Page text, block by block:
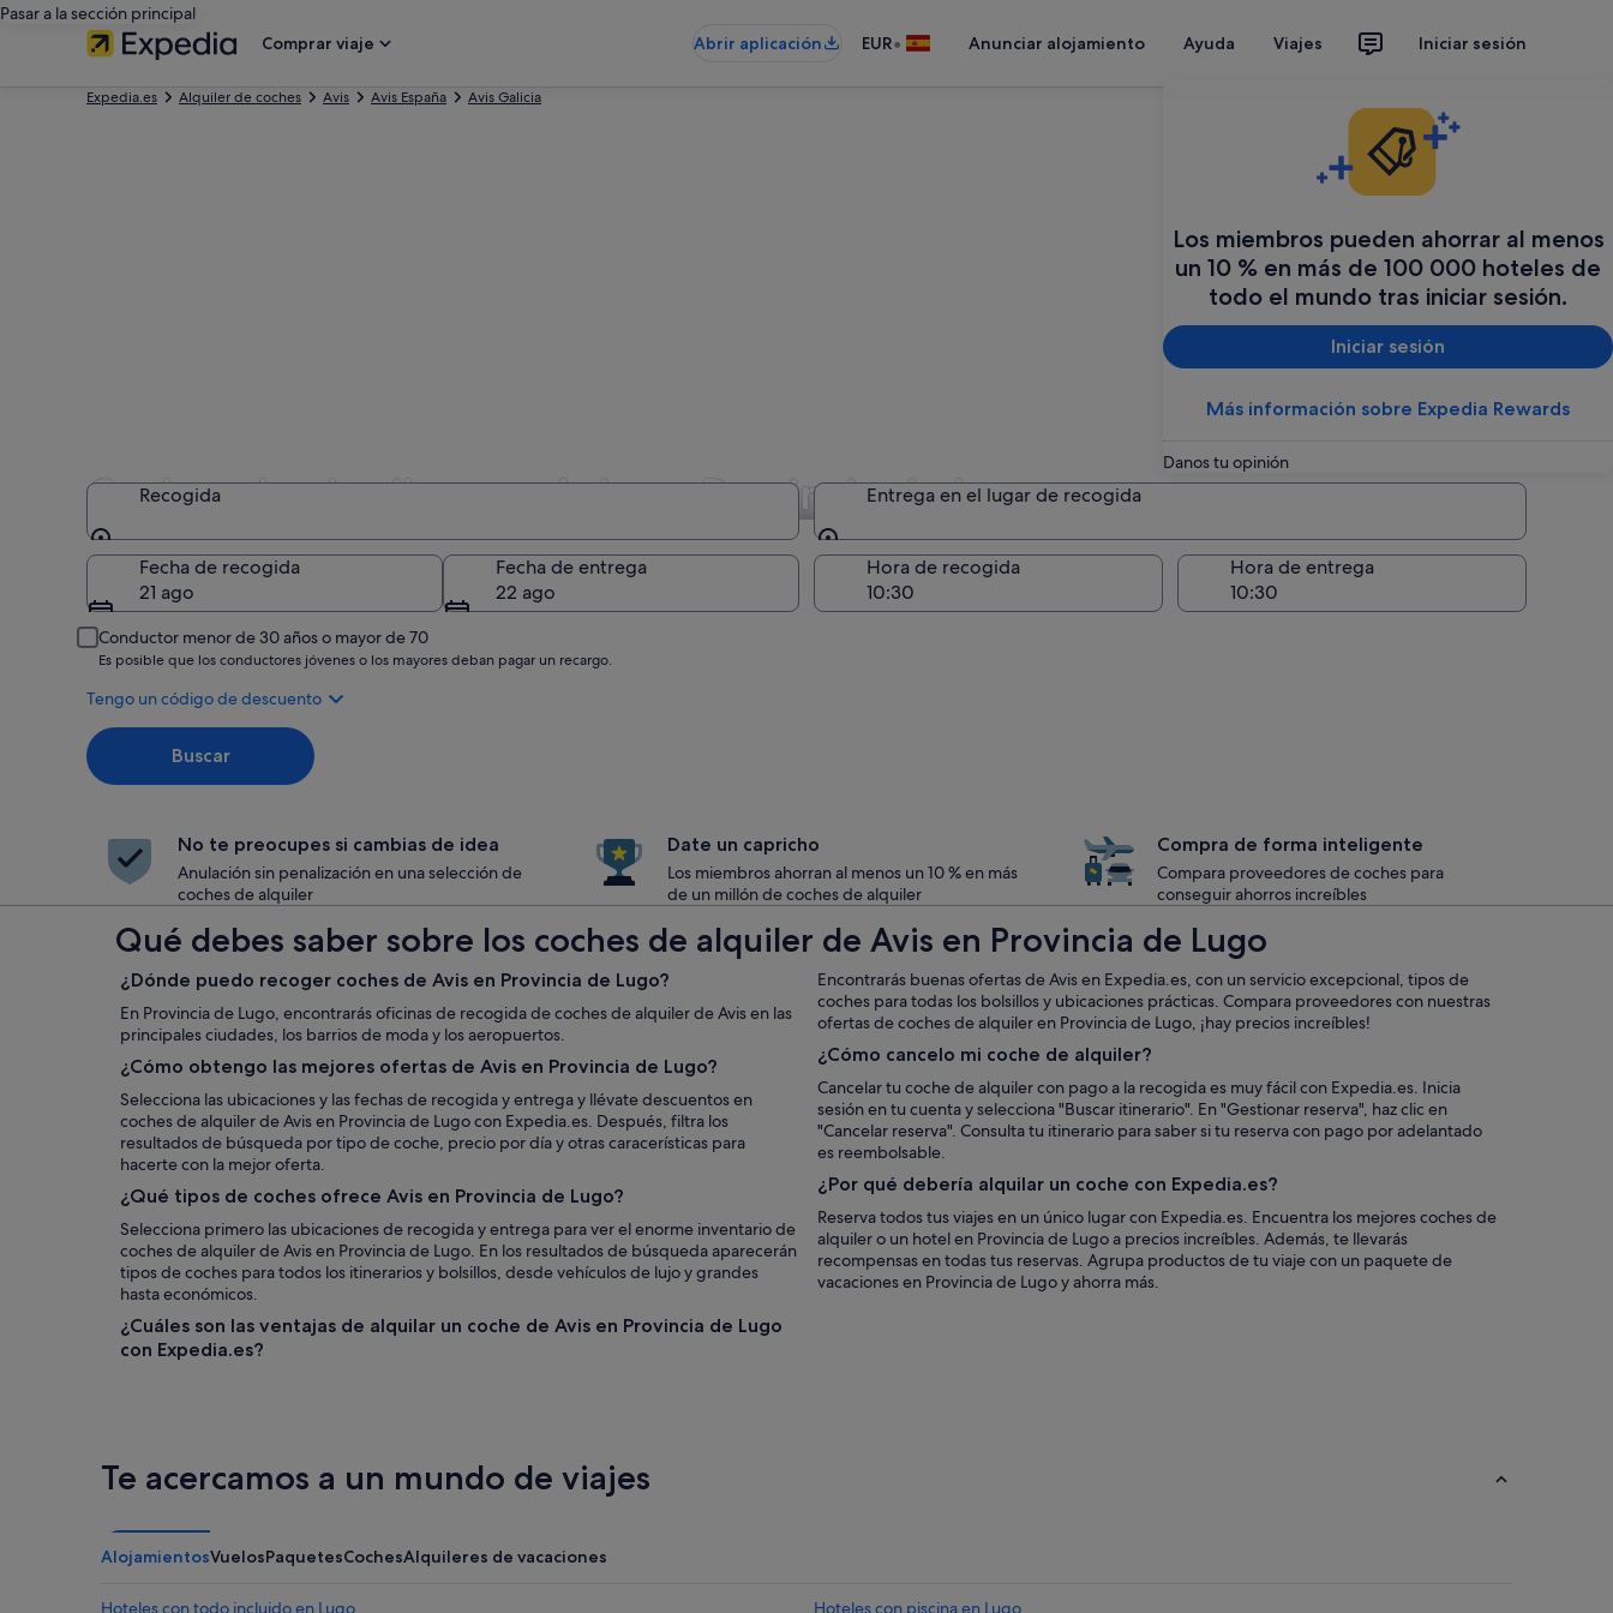
Pasar a la sección principal
Comprar viaje
Abrir aplicación EUR• Anunciar alojamiento Ayuda Viajes Iniciar sesión
Los miembros pueden ahorrar al menos
un 10 % en más de 100 000 hoteles de
todo el mundo tras iniciar sesión.
Iniciar sesión
Más información sobre Expedia Rewards
Danos tu opinión
Expedia.es Alquiler de coches Avis Avis España Avis Galicia
Coches de alquiler con Avis en Provincia de Lugo
Recogida
Recogida
Entrega en el lugar de recogida
Entrega en el lugar de recogida
Fecha de recogida
21 ago
Fecha de entrega
22 ago
Hora de recogida Hora de entrega
Conductor menor de 30 años o mayor de 70
Es posible que los conductores jóvenes o los mayores deban pagar un recargo.
Tengo un código de descuento
Buscar
No te preocupes si cambias de idea
Anulación sin penalización en una selección de
coches de alquiler
Date un capricho
Los miembros ahorran al menos un 10 % en más
de un millón de coches de alquiler
Compra de forma inteligente
Compara proveedores de coches para
conseguir ahorros increíbles
Qué debes saber sobre los coches de alquiler de Avis en Provincia de Lugo
¿Dónde puedo recoger coches de Avis en Provincia de Lugo?
En Provincia de Lugo, encontrarás oficinas de recogida de coches de alquiler de Avis en las
principales ciudades, los barrios de moda y los aeropuertos.
¿Cómo obtengo las mejores ofertas de Avis en Provincia de Lugo?
Selecciona las ubicaciones y las fechas de recogida y entrega y llévate descuentos en
coches de alquiler de Avis en Provincia de Lugo con Expedia.es. Después, filtra los
resultados de búsqueda por tipo de coche, precio por día y otras caracerísticas para
hacerte con la mejor oferta.
¿Qué tipos de coches ofrece Avis en Provincia de Lugo?
Selecciona primero las ubicaciones de recogida y entrega para ver el enorme inventario de
coches de alquiler de Avis en Provincia de Lugo. En los resultados de búsqueda aparecerán
tipos de coches para todos los itinerarios y bolsillos, desde vehículos de lujo y grandes
hasta económicos.
¿Cuáles son las ventajas de alquilar un coche de Avis en Provincia de Lugo
con Expedia.es?
Encontrarás buenas ofertas de Avis en Expedia.es, con un servicio excepcional, tipos de
coches para todas los bolsillos y ubicaciones prácticas. Compara proveedores con nuestras
ofertas de coches de alquiler en Provincia de Lugo, ¡hay precios increíbles!
¿Cómo cancelo mi coche de alquiler?
Cancelar tu coche de alquiler con pago a la recogida es muy fácil con Expedia.es. Inicia
sesión en tu cuenta y selecciona "Buscar itinerario". En "Gestionar reserva", haz clic en
"Cancelar reserva". Consulta tu itinerario para saber si tu reserva con pago por adelantado
es reembolsable.
¿Por qué debería alquilar un coche con Expedia.es?
Reserva todos tus viajes en un único lugar con Expedia.es. Encuentra los mejores coches de
alquiler o un hotel en Provincia de Lugo a precios increíbles. Además, te llevarás
recompensas en todas tus reservas. Agrupa productos de tu viaje con un paquete de
vacaciones en Provincia de Lugo y ahorra más.
Te acercamos a un mundo de viajes
AlojamientosVuelosPaquetesCochesAlquileres de vacaciones
Hoteles con todo incluido en Lugo
Hoteles con piscina en Lugo